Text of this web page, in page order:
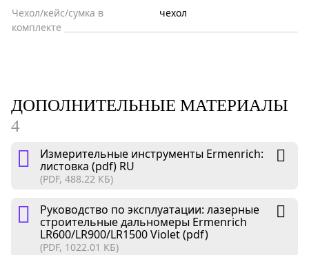
Чехол/кейс/сумка в
комплекте
чехол
ДОПОЛНИТЕЛЬНЫЕ МАТЕРИАЛЫ
4
Измерительные инструменты Ermenrich:
листовка (pdf) RU
(PDF, 488.22 КБ)
Руководство по эксплуатации: лазерные
строительные дальномеры Ermenrich
LR600/LR900/LR1500 Violet (pdf)
(PDF, 1022.01 КБ)